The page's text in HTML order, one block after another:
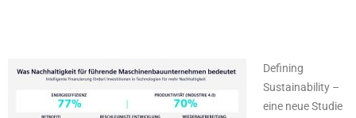
Defining
Sustainability –
eine neue Studie